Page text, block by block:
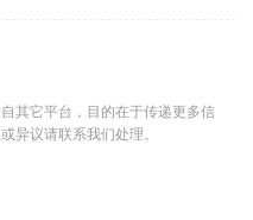
其它平台，目的在于传递更多信
异议请联系我们处理。